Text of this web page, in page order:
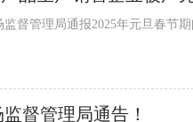
督管理局通告！